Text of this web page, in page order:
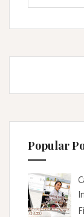
Popular